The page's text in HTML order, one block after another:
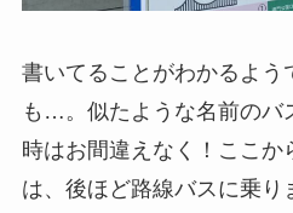
書いてることがわかるよう
も…。似たような名前のバ
時はお間違えなく！ここか
は、後ほど路線バスに乗り